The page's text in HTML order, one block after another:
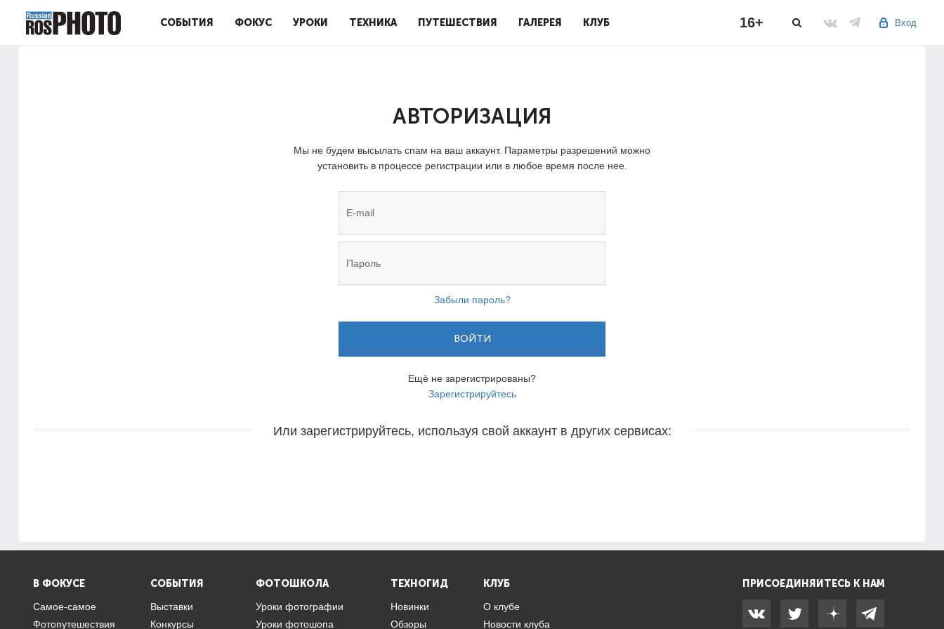
СОБЫТИЯ ФОКУС УРОКИ ТЕХНИКА ПУТЕШЕСТВИЯ ГАЛЕРЕЯ КЛУБ Вход
16+
АВТОРИЗАЦИЯ
Мы не будем высылать спам на ваш аккаунт. Параметры разрешений можно
установить в процессе регистрации или в любое время после нее.
Забыли пароль?
ВОЙТИ
Ещё не зарегистрированы?
Зарегистрируйтесь
Или зарегистрируйтесь, используя свой аккаунт в других сервисах:
В ФОКУСЕ
Самое-самое
Фотопутешествия
СОБЫТИЯ
Выставки
Конкурсы
ФОТОШКОЛА
Уроки фотографии
Уроки фотошопа
ТЕХНОГИД
Новинки
Обзоры
КЛУБ
О клубе
Новости клуба
ПРИСОЕДИНЯЙТЕСЬ К НАМ